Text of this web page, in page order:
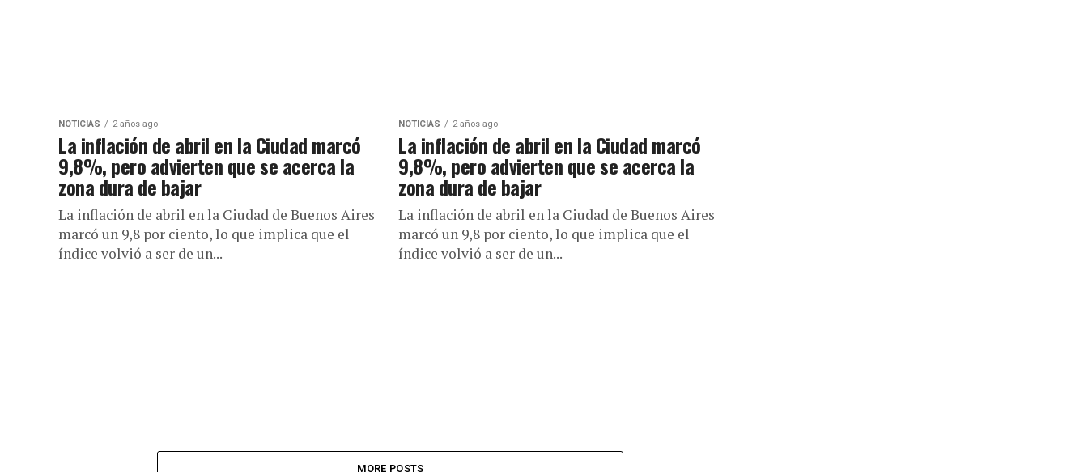
NOTICIAS 2 años ago
La inflación de abril en la Ciudad marcó
9,8%, pero advierten que se acerca la
zona dura de bajar
La inflación de abril en la Ciudad de Buenos Aires
marcó un 9,8 por ciento, lo que implica que el
índice volvió a ser de un...
NOTICIAS 2 años ago
La inflación de abril en la Ciudad marcó
9,8%, pero advierten que se acerca la
zona dura de bajar
La inflación de abril en la Ciudad de Buenos Aires
marcó un 9,8 por ciento, lo que implica que el
índice volvió a ser de un...
MORE POSTS